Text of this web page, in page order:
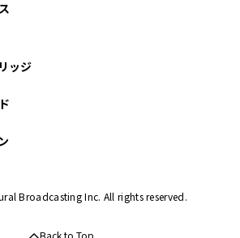
ッジ
Broadcasting Inc. All rights reserved.
Back to Top